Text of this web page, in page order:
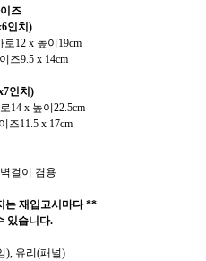
즈
인치)
12 x 높이19cm
즈9.5 x 14cm
인치)
14 x 높이22.5cm
즈11.5 x 17cm
걸이 겸용
는 재입고시마다 **
있습니다.
), 유리(패널)